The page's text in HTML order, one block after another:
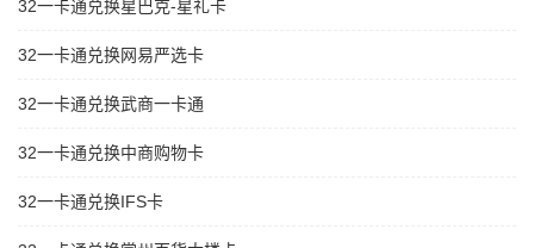
32一卡通兑换星巴克-星礼卡
32一卡通兑换网易严选卡
32一卡通兑换武商一卡通
32一卡通兑换中商购物卡
32一卡通兑换IFS卡